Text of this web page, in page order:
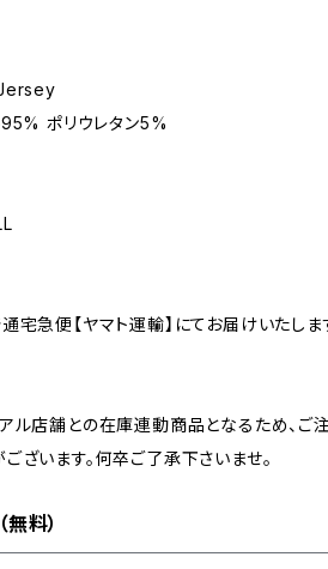
ポリウレタン5%
宅急便【ヤマト運輸】にてお届けいたしま
ル店舗との在庫連動商品となるため、ご
ざいます。何卒ご了承下さいませ。
料）